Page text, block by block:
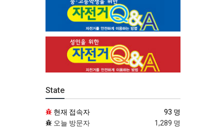
State
현재 접속자
93 명
오늘 방문자
1,289 명